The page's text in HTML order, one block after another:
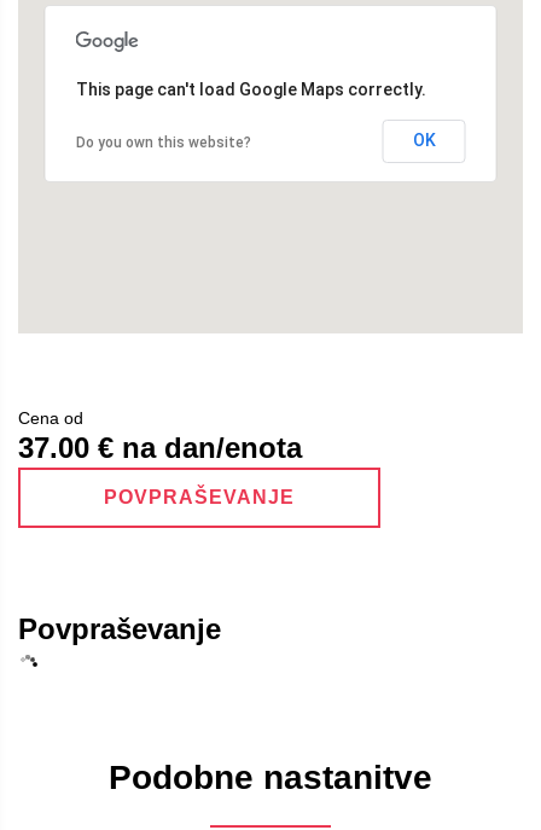
This page can't load Google Maps correctly.
Do you own this website? OK
Cena od
37.00 € na dan/enota
POVPRAŠEVANJE
Povpraševanje
Podobne nastanitve